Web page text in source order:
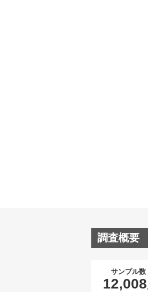
調査概要
サンプル数
12,008